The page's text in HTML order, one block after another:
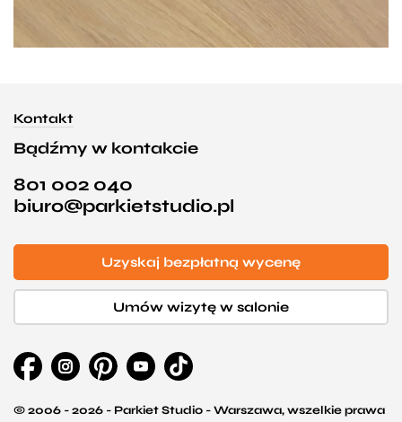
Kontakt
Bądźmy w kontakcie
801 002 040
biuro@parkietstudio.pl
Uzyskaj bezpłatną wycenę
Umów wizytę w salonie
© 2006 - 2026 - Parkiet Studio - Warszawa, wszelkie prawa